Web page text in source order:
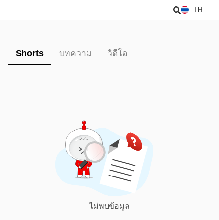
TH
Shorts บทความ วิดีโอ
ไม่พบข้อมูล